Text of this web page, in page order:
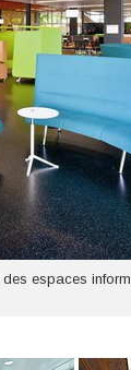
espaces